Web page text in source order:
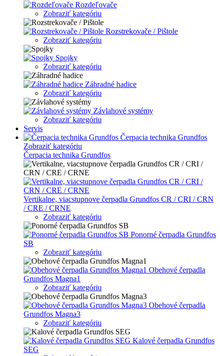
Rozdeľovače
Zobraziť kategóriu
Rozstrekovače / Pištole
Zobraziť kategóriu
Spojky
Zobraziť kategóriu
Záhradné hadice
Zobraziť kategóriu
Závlahové systémy
Zobraziť kategóriu
Servis
Čerpacia technika Grundfos
Zobraziť kategóriu
Čerpacia technika Grundfos
Vertikalne, viacstupnove čerpadla Grundfos CR / CRI / CRN
/ CRE / CRNE
Zobraziť kategóriu
Ponorné čerpadla Grundfos
SB
Zobraziť kategóriu
Obehové čerpadla
Grundfos Magna1
Zobraziť kategóriu
Obehové čerpadla
Grundfos Magna3
Zobraziť kategóriu
Kalové čerpadla Grundfos
SEG